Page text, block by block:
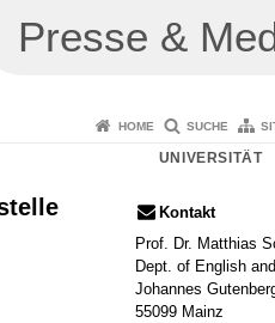
Presse &
HOME SUCHE
UNIVERSITÄT
Kontakt
Prof. Dr. Matthias
Dept. of English
Johannes
55099 Mainz